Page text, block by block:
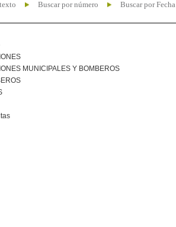
Buscar por número Buscar por Fecha
MUNICIPALES Y BOMBEROS